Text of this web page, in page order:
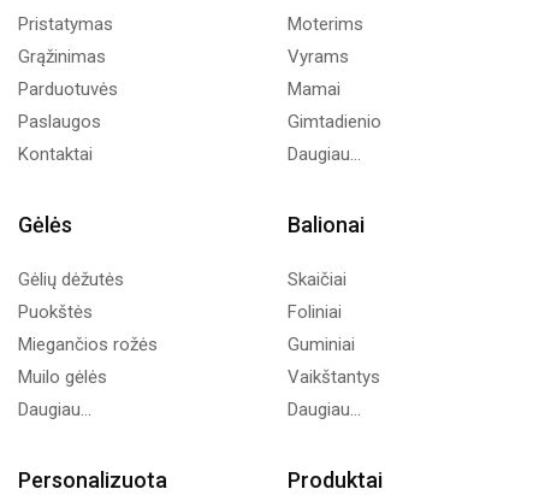
Pristatymas
Grąžinimas
Parduotuvės
Paslaugos
Kontaktai
Moterims
Vyrams
Mamai
Gimtadienio
Daugiau...
Gėlės
Gėlių dėžutės
Puokštės
Miegančios rožės
Muilo gėlės
Daugiau...
Balionai
Skaičiai
Foliniai
Guminiai
Vaikštantys
Daugiau...
Personalizuota Produktai